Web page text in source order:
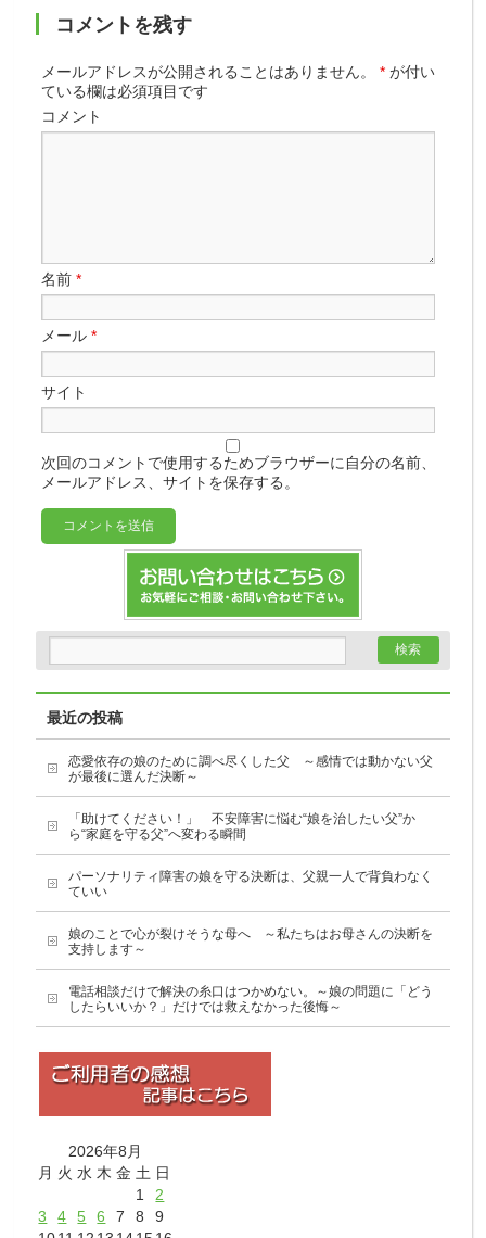
コメントを残す
メールアドレスが公開されることはありません。 * が付い
ている欄は必須項目です
コメント
名前*
メール*
サイト
次回のコメントで使用するためブラウザーに自分の名前、
メールアドレス、サイトを保存する。
最近の投稿
恋愛依存の娘のために調べ尽くした父 ～感情では動かない父
が最後に選んだ決断～
「助けてください！」 不安障害に悩む“娘を治したい父”か
ら“家庭を守る父”へ変わる瞬間
パーソナリティ障害の娘を守る決断は、父親一人で背負わなく
ていい
娘のことで心が裂けそうな母へ ～私たちはお母さんの決断を
支持します～
電話相談だけで解決の糸口はつかめない。～娘の問題に「どう
したらいいか？」だけでは救えなかった後悔～
2026年8月
月 火 水 木 金 土 日
1
2
3
4 5 6 7 8
9